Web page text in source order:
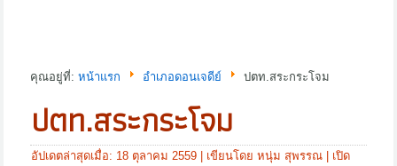
คุณอยู่ที่:หน้าแรก อำเภอดอนเจดีย์ ปตท.สระกระโจม
ปตท.สระกระโจม
อัปเดตล่าสุดเมื่อ: 18 ตุลาคม 2559 | เขียนโดย หนุ่ม สุพรรณ | เปิด